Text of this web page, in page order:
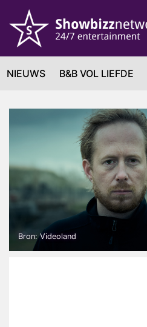
NIEUWS B&B VOL LIEFDE
Bron: Videoland